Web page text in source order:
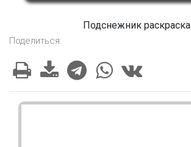
Подснежник раскраска
Поделиться: